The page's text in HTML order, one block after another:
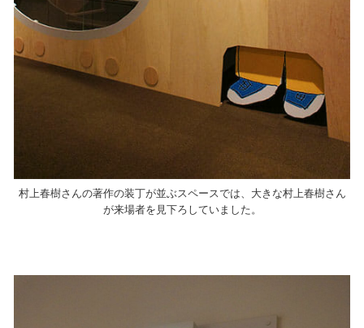
村上春樹さんの著作の装丁が並ぶスペースでは、大きな村上春樹さん
が来場者を見下ろしていました。